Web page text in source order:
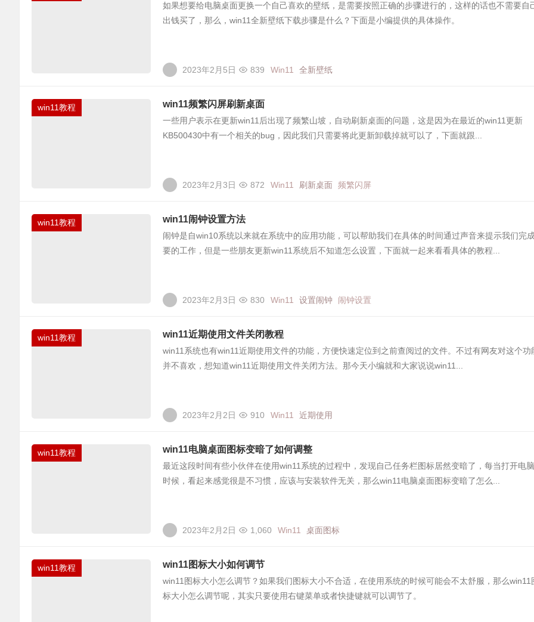
如果想要给电脑桌面更换一个自己喜欢的壁纸，是需要按照正确的步骤进行的，这样的话也不需要自
出钱买了，那么，win11全新壁纸下载步骤是什么？下面是小编提供的具体操作。
2023年2月5日 839 Win11 全新壁纸
win11教程 win11频繁闪屏刷新桌面
一些用户表示在更新win11后出现了频繁山坡，自动刷新桌面的问题，这是因为在最近的win11更新
KB500430中有一个相关的bug，因此我们只需要将此更新卸载掉就可以了，下面就跟...
2023年2月3日 872 Win11 刷新桌面 频繁闪屏
win11教程 win11闹钟设置方法
闹钟是自win10系统以来就在系统中的应用功能，可以帮助我们在具体的时间通过声音来提示我们完
要的工作，但是一些朋友更新win11系统后不知道怎么设置，下面就一起来看看具体的教程...
2023年2月3日 830 Win11 设置闹钟 闹钟设置
win11教程 win11近期使用文件关闭教程
win11系统也有win11近期使用文件的功能，方便快速定位到之前查阅过的文件。不过有网友对这个功
并不喜欢，想知道win11近期使用文件关闭方法。那今天小编就和大家说说win11...
2023年2月2日 910 Win11 近期使用
win11教程 win11电脑桌面图标变暗了如何调整
最近这段时间有些小伙伴在使用win11系统的过程中，发现自己任务栏图标居然变暗了，每当打开电
时候，看起来感觉很是不习惯，应该与安装软件无关，那么win11电脑桌面图标变暗了怎么...
2023年2月2日 1,060 Win11 桌面图标
win11教程 win11图标大小如何调节
win11图标大小怎么调节？如果我们图标大小不合适，在使用系统的时候可能会不太舒服，那么win11
标大小怎么调节呢，其实只要使用右键菜单或者快捷键就可以调节了。